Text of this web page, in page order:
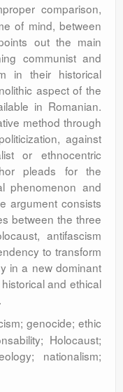
comparison,
of mind, between
out the main
communist and
in their historical
aspect of the
in Romanian.
method through
against
or ethnocentric
pleads for the
phenomenon and
argument consists
between the three
antifascism
to transform
in a new dominant
and ethical
genocide; ethic
Holocaust;
nationalism;